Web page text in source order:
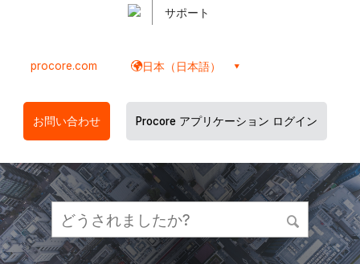
サポート
procore.com 日本（日本語）
お問い合わせ Procore アプリケーション ログイン